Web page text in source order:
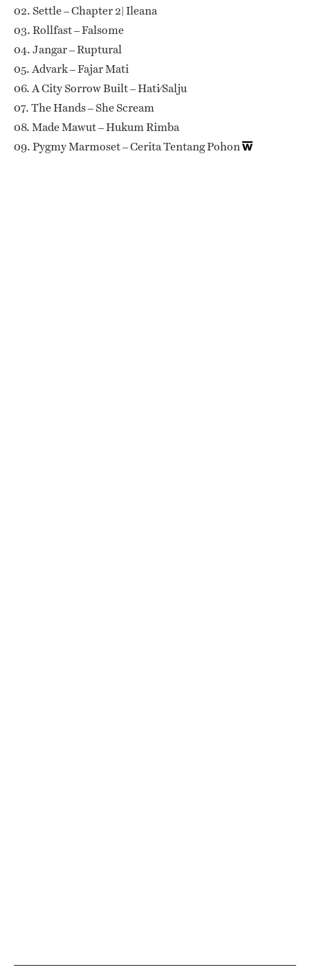
02. Settle – Chapter 2| Ileana
03. Rollfast – Falsome
04. Jangar – Ruptural
05. Advark – Fajar Mati
06. A City Sorrow Built – Hati∕Salju
07. The Hands – She Scream
08. Made Mawut – Hukum Rimba
09. Pygmy Marmoset – Cerita Tentang Pohon